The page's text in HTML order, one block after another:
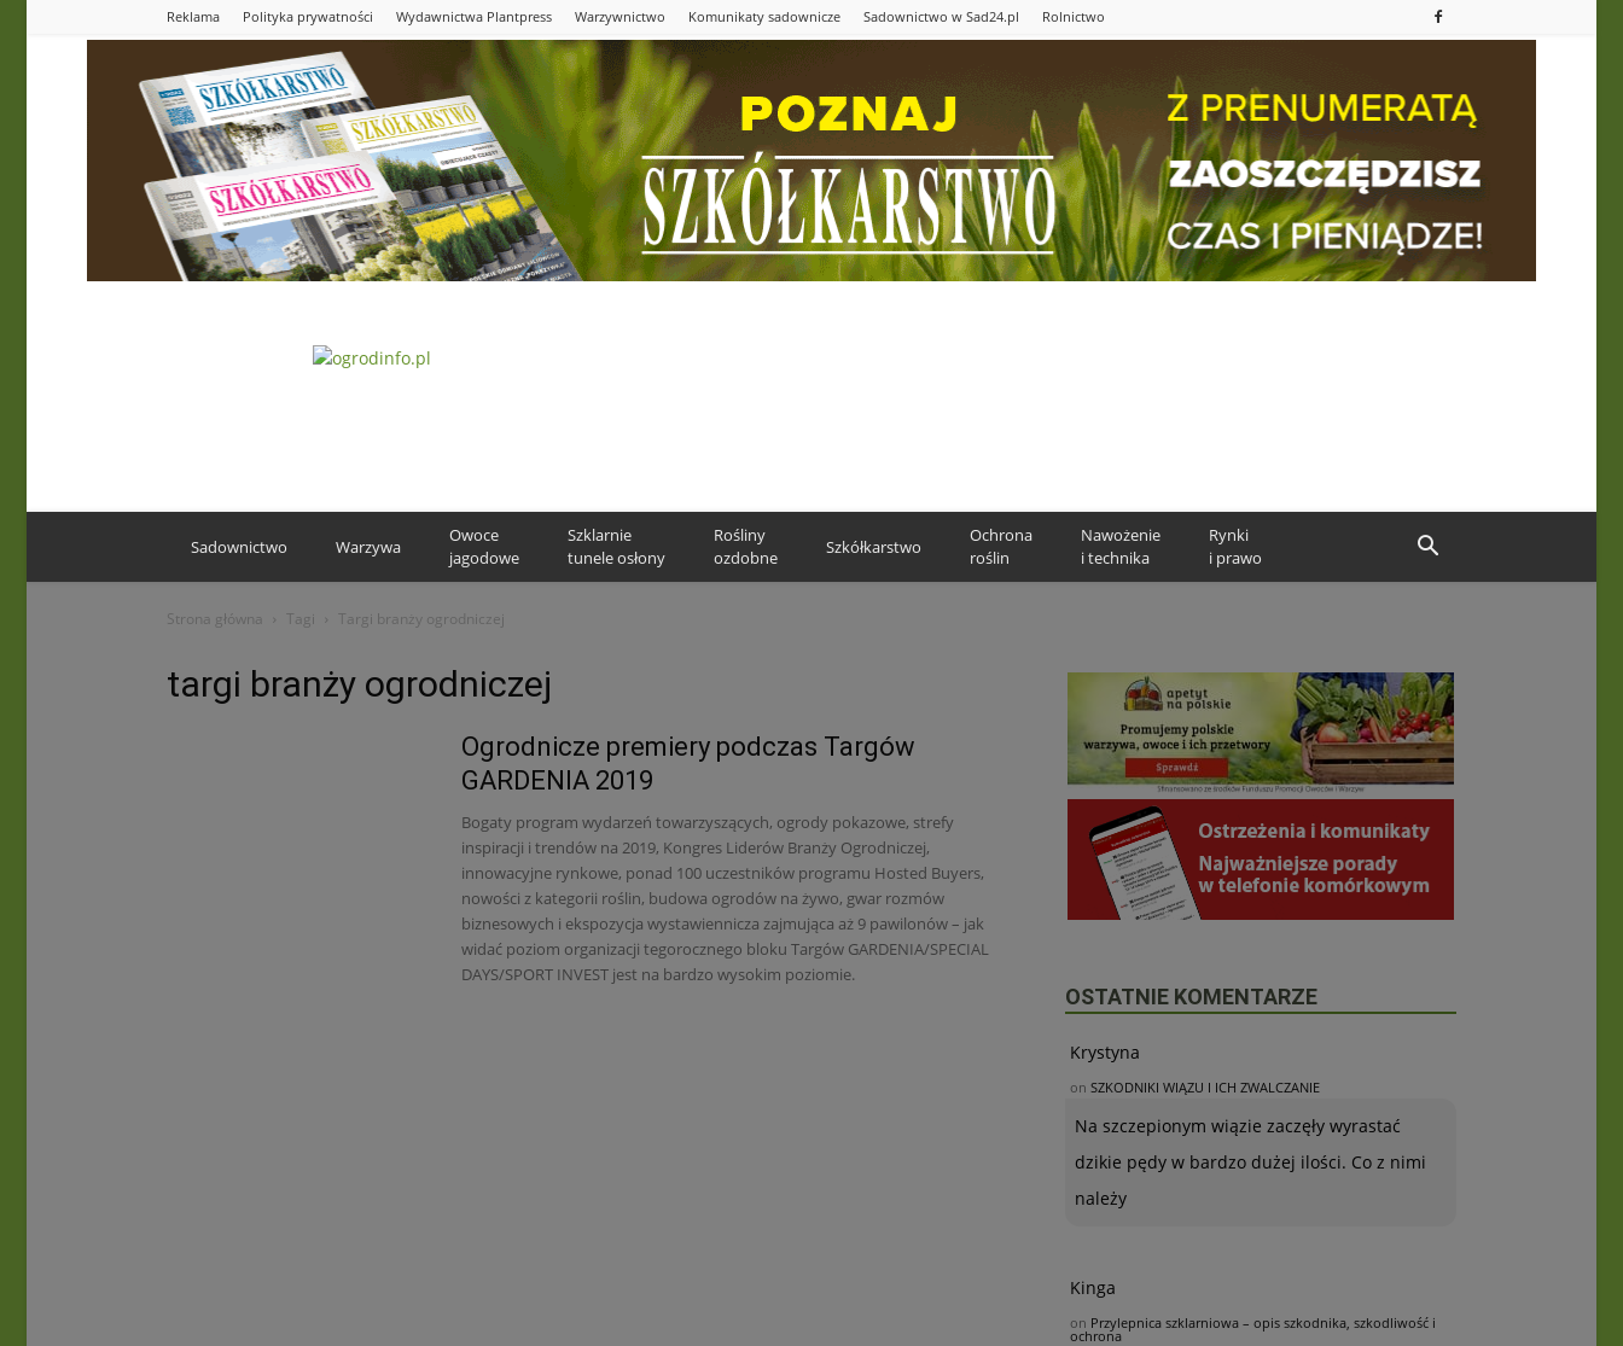
Reklama Polityka prywatności Wydawnictwa Plantpress Warzywnictwo Komunikaty sadownicze Sadownictwo w Sad24.pl Rolnictwo
Sadownictwo Warzywa
Owoce
jagodowe
Szklarnie
tunele osłony
Rośliny
ozdobne
Szkółkarstwo
Ochrona
roślin
Nawożenie
i technika
Rynki
i prawo
Strona główna Tagi Targi branży ogrodniczej
targi branży ogrodniczej
Ogrodnicze premiery podczas Targów
GARDENIA 2019
Bogaty program wydarzeń towarzyszących, ogrody pokazowe, strefy
inspiracji i trendów na 2019, Kongres Liderów Branży Ogrodniczej,
innowacyjne rynkowe, ponad 100 uczestników programu Hosted Buyers,
nowości z kategorii roślin, budowa ogrodów na żywo, gwar rozmów
biznesowych i ekspozycja wystawiennicza zajmująca aż 9 pawilonów – jak
widać poziom organizacji tegorocznego bloku Targów GARDENIA/SPECIAL
DAYS/SPORT INVEST jest na bardzo wysokim poziomie.
OSTATNIE KOMENTARZE
Krystyna
on SZKODNIKI WIĄZU I ICH ZWALCZANIE
Na szczepionym wiązie zaczęły wyrastać
dzikie pędy w bardzo dużej ilości. Co z nimi
należy
Kinga
on Przylepnica szklarniowa – opis szkodnika, szkodliwość i
ochrona